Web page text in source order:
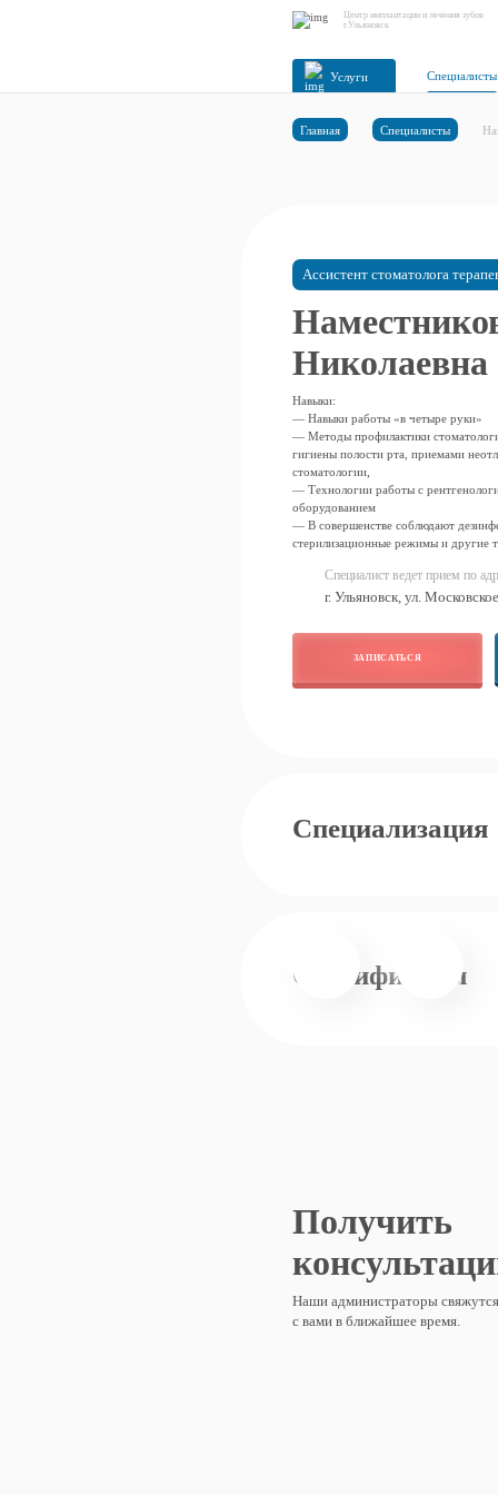
Центр имплантации и лечения зубов
г.Ульяновск
Услуги Специалисты
Главная Специалисты
Ассистент стоматолога
Николаевна
Навыки:
— Навыки работы «в четыре руки»
— Методы профилактики
гигиены полости рта, приемами
стоматологии,
— Технологии работы с
оборудованием
— В совершенстве соблюдают
стерилизационные режимы и другие
Специалист ведет прием по
г. Ульяновск, ул.
ЗАПИСАТЬСЯ
Специализация
Сертификаты
Получить
Наши администраторы свяжутся
с вами в ближайшее время.